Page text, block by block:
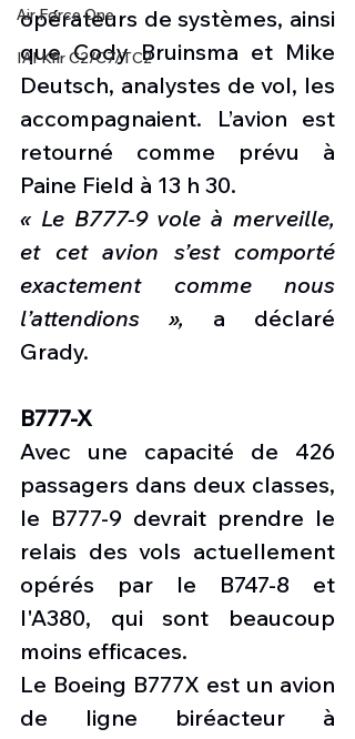
Air Force One
IAI Kfir C2/C7/TC2
opérateurs de systèmes, ainsi
que Cody Bruinsma et Mike
Deutsch, analystes de vol, les
accompagnaient. L’avion est
retourné comme prévu à
Paine Field à 13 h 30.
« Le B777-9 vole à merveille,
et cet avion s’est comporté
exactement comme nous
l’attendions », a déclaré
Grady.
B777-X
Avec une capacité de 426
passagers dans deux classes,
le B777-9 devrait prendre le
relais des vols actuellement
opérés par le B747-8 et
l'A380, qui sont beaucoup
moins efficaces.
Le Boeing B777X est un avion
de ligne biréacteur à